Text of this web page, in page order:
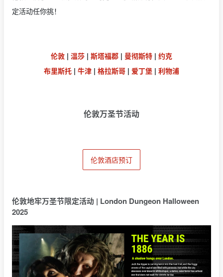
定活动任你挑！
伦敦 | 温莎 | 斯塔福郡 | 曼彻斯特 | 约克
布里斯托 | 牛津 | 格拉斯哥 | 爱丁堡 | 利物浦
伦敦万圣节活动
伦敦酒店预订
伦敦地牢万圣节限定活动 | London Dungeon Halloween
2025